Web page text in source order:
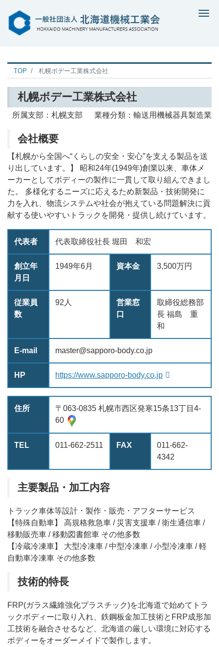
TOP 札幌ボデー工業株式会社
札幌ボデー工業株式会社
所属支部：札幌支部 業種分類：輸送用機械器具製造業
会社概要
【札幌から全国へ“くらしの安全・安心”を支える製品を送
り出しています。】 昭和24年(1949年)創業以来、車体メ
ーカーとしてボディーの製作に一貫して取り組んできまし
た。 多様化するニーズに応えるため新製品・技術開発に
力を入れ、物流システムや社会が抱えている問題解決に貢
献する使いやすいトラックを開発・提供し続けています。
代表者 代表取締役社長 堀田 和宏
創立年
月日
1949年6月 資本金 3,500万円
従業員
数
92人
営業窓
口
取締役総務部
長 福島 重
和
E-mail master@sapporo-body.co.jp
HP https://www.sapporo-body.co.jp
住所
〒063-0835 札幌市西区発寒15条13丁目4-
60
TEL 011-662-2511 FAX
011-662-
4342
主要製品・加工内容
トラック車体等設計 ･ 製作 ･ 販売 ･ アフターサービス
【特殊自動車】 高規格救急車 / 災害支援車 / 衛生通信車 /
移動販売車 / 移動図書館車 その他多数
【冷蔵冷凍車】 大型冷凍車 / 中型冷凍車 / 小型冷凍車 / 軽
自動車冷凍車 その他多数
技術的特長
FRP(ガラス繊維強化プラスチック)を北海道で始めてトラ
ックボディーに取り入れ、鉄鋼板金加工技術とFRP成形加
工技術を融合させるなど、北海道の厳しい環境に対応する
ボディーをオーダーメイドで製作します。